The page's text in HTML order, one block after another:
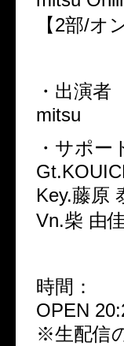
【2部/オ
・出演者
mitsu
・サポー
Key.藤原
Vn.柴 由
時間：
OPEN
※生配信